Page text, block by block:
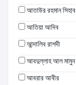
আতাউর রহমান সিহাব
আতিয়া আদিব
আন্দালিব রাশদী
আবদুল্লাহ আল মামুন
আবরার আবীর